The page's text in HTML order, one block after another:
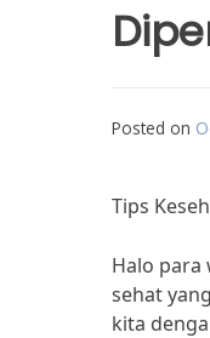
Posted on
Tips
Halo para
sehat
kita